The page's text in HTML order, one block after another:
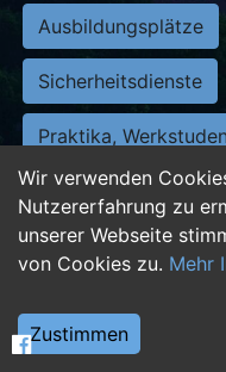
Wir verwenden
Nutzererfahrung zu
unserer Webseite
von Cookies zu. Mehr
Zustimmen
Ausbildungsplätze
Sicherheitsdienste
Praktika,
Personalwesen
Hilfskräfte, Aushilfs-
Weiterbildung,